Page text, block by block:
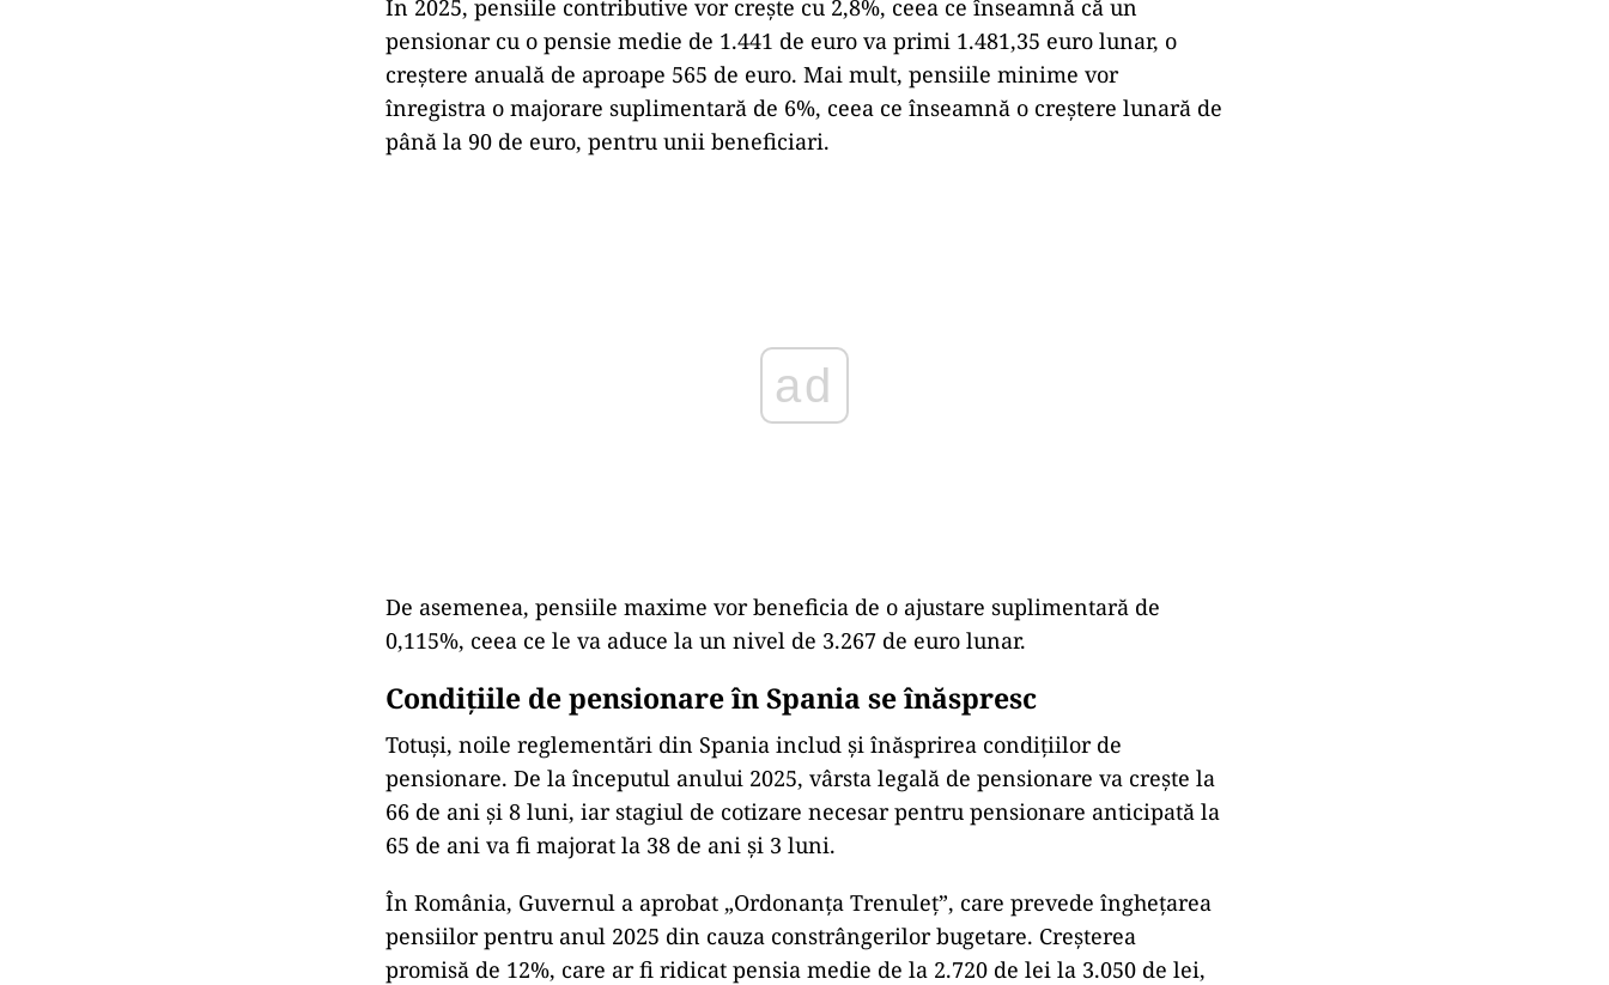
În 2025, pensiile contributive vor crește cu 2,8%, ceea ce înseamnă că un
pensionar cu o pensie medie de 1.441 de euro va primi 1.481,35 euro lunar, o
creștere anuală de aproape 565 de euro. Mai mult, pensiile minime vor
înregistra o majorare suplimentară de 6%, ceea ce înseamnă o creștere lunară de
până la 90 de euro, pentru unii beneficiari.
De asemenea, pensiile maxime vor beneficia de o ajustare suplimentară de
0,115%, ceea ce le va aduce la un nivel de 3.267 de euro lunar.
Condițiile de pensionare în Spania se înăspresc
Totuși, noile reglementări din Spania includ și înăsprirea condițiilor de
pensionare. De la începutul anului 2025, vârsta legală de pensionare va crește la
66 de ani și 8 luni, iar stagiul de cotizare necesar pentru pensionare anticipată la
65 de ani va fi majorat la 38 de ani și 3 luni.
În România, Guvernul a aprobat „Ordonanța Trenuleț”, care prevede înghețarea
pensiilor pentru anul 2025 din cauza constrângerilor bugetare. Creșterea
promisă de 12%, care ar fi ridicat pensia medie de la 2.720 de lei la 3.050 de lei,